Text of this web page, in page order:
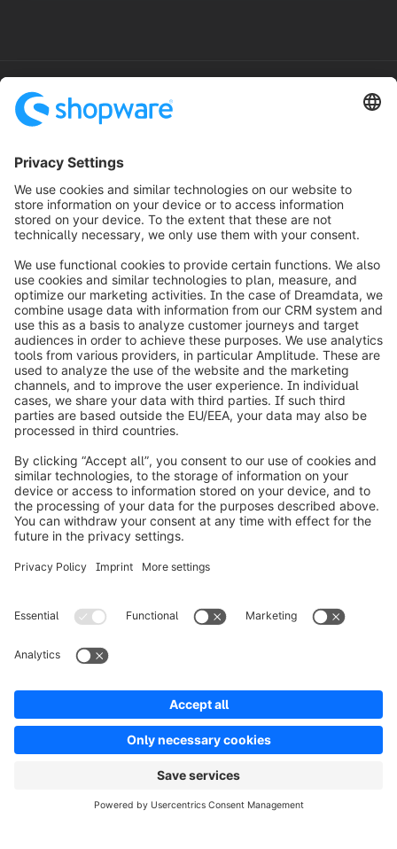
¹ Een „tot”-waarde op basis van interne projectanalyses en
bètaverondelingen, waarbij traditionele, op maat gemaakte
integratiebenaderingen worden vergeleken met
besparingen kunnen variëren, afhankelijk van het systeemlandschap
en de complexiteit.
² Gebaseerd op sectoranalyses, waaronder het Magic Quadrant van
Gartnervoor Integration Platform as a Service en onderzoek van
MuleSoft naar connectiviteit, waaruit de toenemende complexiteit en
de kostenimplicaties van bedrijfsintegraties blijken.
info@shopware.com
Over Shopware
Product
Oplossingen
Resources
Terms & ConditionsPrivacyLegal notice
Copyright © shopware AG - All rights reserved